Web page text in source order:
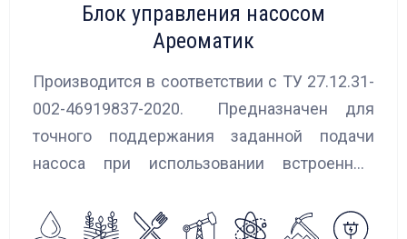
Блок управления насосом
Ареоматик
Производится в соответствии с ТУ 27.12.31-
002-46919837-2020. Предназначен для
точного поддержания заданной подачи
насоса при использовании встроенных
Блок управления Ареоматик совместим с